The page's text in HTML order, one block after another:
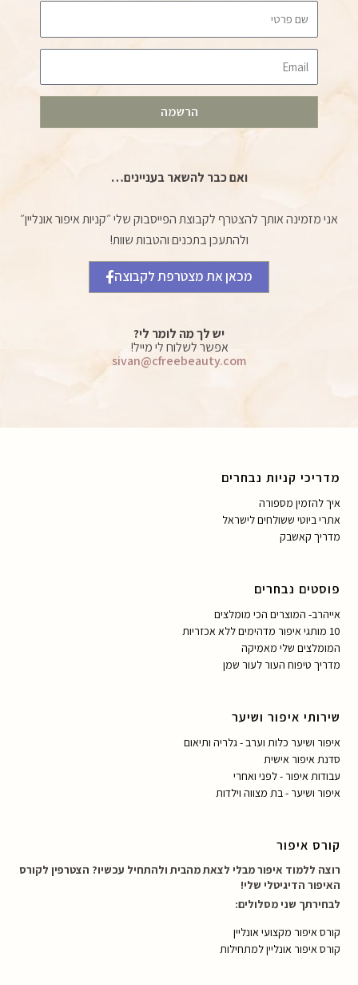
הרשמה
ואם כבר להשאר בעניינים…
אני מזמינה אותך להצטרף לקבוצת הפייסבוק שלי ״קניות איפור אונליין״
ולהתעכן בתכנים והטבות שוות!
מכאן את מצטרפת לקבוצה
יש לך מה לומר לי?
אפשר לשלוח לי מייל!
sivan@cfreebeauty.com
מדריכי קניות נבחרים
איך להזמין מספורה
אתרי ביוטי ששולחים לישראל
מדריך קאשבק
פוסטים נבחרים
אייהרב- המוצרים הכי מומלצים
10 מותגי איפור מדהימים ללא אכזריות
המומלצים שלי מאמיקה
מדריך טיפוח העור לעור שמן
שירותי איפור ושיער
איפור ושיער כלות וערב - גלריה ותיאום
סדנת איפור אישית
עבודות איפור - לפני ואחרי
איפור ושיער - בת מצווה וילדות
קורס איפור
רוצה ללמוד איפור מבלי לצאת מהבית ולהתחיל עכשיו? הצטרפין לקורס
האיפור הדיגיטלי שלי!
לבחירתך שני מסלולים:
קורס איפור מקצועי אונליין
קורס איפור אונליין למתחילות